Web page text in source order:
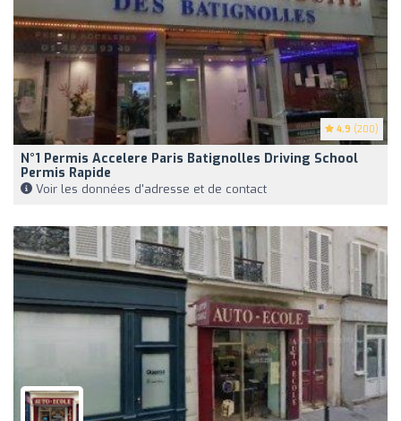
4.9 (200)
N°1 Permis Accelere Paris Batignolles Driving School
Permis Rapide
Voir les données d'adresse et de contact